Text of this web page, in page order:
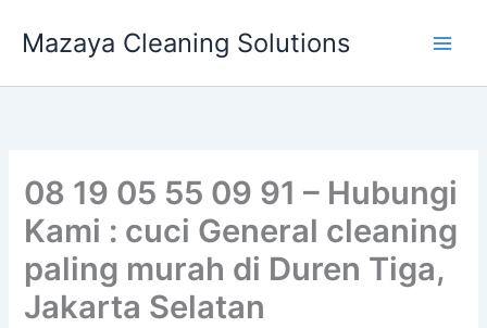
Mazaya Cleaning Solutions
08 19 05 55 09 91 – Hubungi
Kami : cuci General cleaning
paling murah di Duren Tiga,
Jakarta Selatan